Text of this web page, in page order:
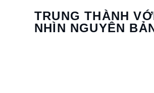
TRUNG THÀNH
NHÌN NGUYÊN